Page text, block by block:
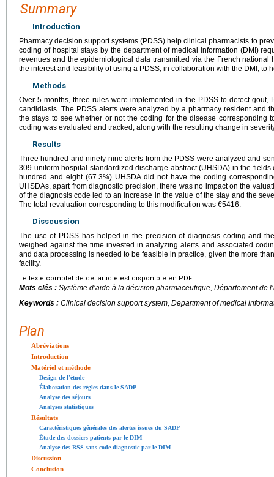
Summary
Introduction
Pharmacy decision support systems (PDSS) help clinical pharmacists to
coding of hospital stays by the department of medical information (DMI)
revenues and the epidemiological data transmitted via the French national
the interest and feasibility of using a PDSS, in collaboration with the DMI, to
Methods
Over 5 months, three rules were implemented in the PDSS to detect gout,
candidiasis. The PDSS alerts were analyzed by a pharmacy resident and
the stays to see whether or not the coding for the disease corresponding
coding was evaluated and tracked, along with the resulting change in
Results
Three hundred and ninety-nine alerts from the PDSS were analyzed and
309 uniform hospital standardized discharge abstract (UHSDA) in the
hundred and eight (67.3%) UHSDA did not have the coding
UHSDAs, apart from diagnostic precision, there was no impact on the
of the diagnosis code led to an increase in the value of the stay and the
The total revaluation corresponding to this modification was €5416.
Disscussion
The use of PDSS has helped in the precision of diagnosis coding and
weighed against the time invested in analyzing alerts and associated
and data processing is needed to be feasible in practice, given the more
facility.
Le texte complet de cet article est disponible en PDF.
Mots clés : Système d’aide à la décision pharmaceutique, Département de
Keywords : Clinical decision support system, Department of medical
Plan
Abréviations
Introduction
Matériel et méthode
Design de l’étude
Élaboration des règles dans le SADP
Analyse des séjours
Analyses statistiques
Résultats
Caractéristiques générales des alertes issues du SADP
Étude des dossiers patients par le DIM
Analyse des RSS sans code diagnostic par le DIM
Discussion
Conclusion